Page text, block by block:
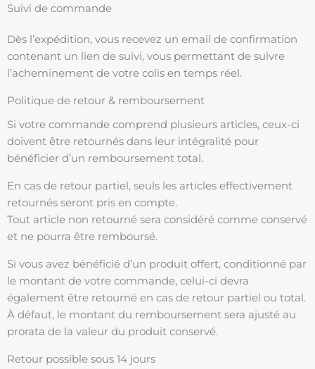
Suivi de commande
Dès l’expédition, vous recevez un email de confirmation
contenant un lien de suivi, vous permettant de suivre
l’acheminement de votre colis en temps réel.
Politique de retour & remboursement
Si votre commande comprend plusieurs articles, ceux-ci
doivent être retournés dans leur intégralité pour
bénéficier d’un remboursement total.
En cas de retour partiel, seuls les articles effectivement
retournés seront pris en compte.
Tout article non retourné sera considéré comme conservé
et ne pourra être remboursé.
Si vous avez bénéficié d’un produit offert, conditionné par
le montant de votre commande, celui-ci devra
également être retourné en cas de retour partiel ou total.
À défaut, le montant du remboursement sera ajusté au
prorata de la valeur du produit conservé.
Retour possible sous 14 jours